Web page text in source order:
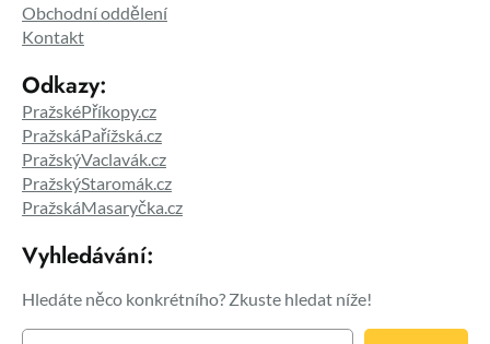
Obchodní oddělení
Kontakt
Odkazy:
PražskéPříkopy.cz
PražskáPařížská.cz
PražskýVaclavák.cz
PražskýStaromák.cz
PražskáMasaryčka.cz
Vyhledávání:
Hledáte něco konkrétního? Zkuste hledat níže!